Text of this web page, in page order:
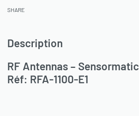
SHARE
Description
RF Antennas – Sensormatic
Réf: RFA-1100-E1